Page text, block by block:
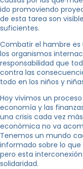
ido promoviendo
de esta tarea son
suficientes.
Combatir el hambre es
los organismos
responsabilidad que
contra las
todo en los niños y
Hoy vivimos un
economía y las
una crisis cada vez
económica no va
Tenemos un mundo
informado sobre lo
pero esta
solidaridad.